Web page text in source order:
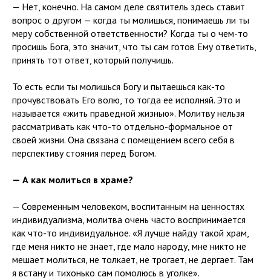
— Нет, конечно. На самом деле святитель здесь ставит
вопрос о другом — когда ты молишься, понимаешь ли ты
меру собственной ответственности? Когда ты о чем-то
просишь Бога, это значит, что ты сам готов Ему ответить,
принять тот ответ, который получишь.
То есть если ты молишься Богу и пытаешься как-то
прочувствовать Его волю, то тогда ее исполняй. Это и
называется «жить праведной жизнью». Молитву нельзя
рассматривать как что-то отдельно-формальное от
своей жизни. Она связана с помещением всего себя в
перспективу стояния перед Богом.
— А как молиться в храме?
— Современным человеком, воспитанным на ценностях
индивидуализма, молитва очень часто воспринимается
как что-то индивидуальное. «Я лучше найду такой храм,
где меня никто не знает, где мало народу, мне никто не
мешает молиться, не толкает, не трогает, не дергает. Там
я встану и тихонько сам помолюсь в уголке».